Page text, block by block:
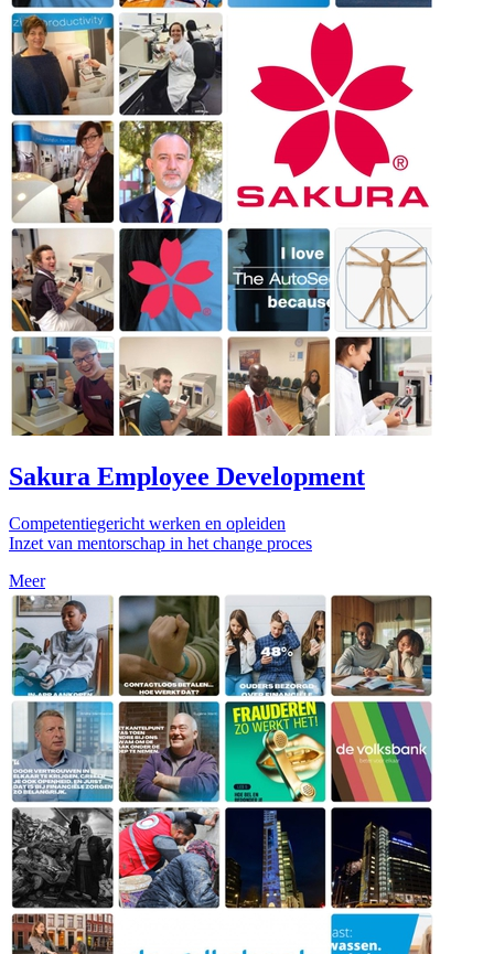
Sakura Employee Development
Competentiegericht werken en opleiden
Inzet van mentorschap in het change proces
Meer